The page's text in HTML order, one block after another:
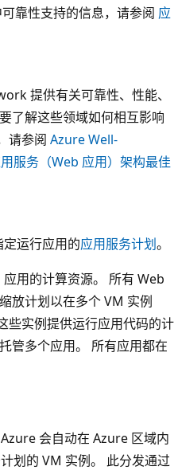
靠性支持的信息，请参阅 应
提供有关可靠性、性能、
了解这些领域如何相互影响
请参阅 Azure Well-
服务（Web 应用）架构最佳
运行应用的应用服务计划。
用的计算资源。 所有 Web
放计划以在多个 VM 实例
些实例提供运行应用代码的计
管多个应用。 所有应用都在
会自动在 Azure 区域内
划的 VM 实例。 此分发通过